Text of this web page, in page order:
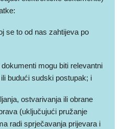
se to od nas zahtijeva po
mogu biti relevantni
budući sudski postupak; i
ostvarivanja ili obrane
(uključujući pružanje
radi sprječavanja prijevara i